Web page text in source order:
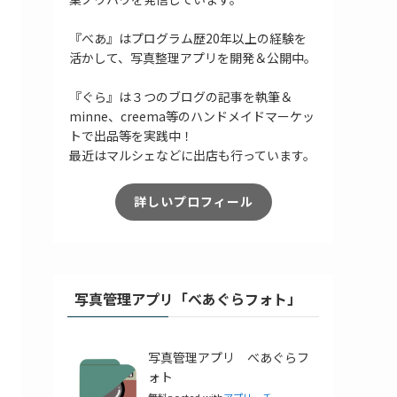
『べあ』はプログラム歴20年以上の経験を
活かして、写真整理アプリを開発＆公開中。
『ぐら』は３つのブログの記事を執筆＆
minne、creema等のハンドメイドマーケッ
トで出品等を実践中！
最近はマルシェなどに出店も行っています。
詳しいプロフィール
写真管理アプリ「べあぐらフォト」
写真管理アプリ べあぐらフ
ォト